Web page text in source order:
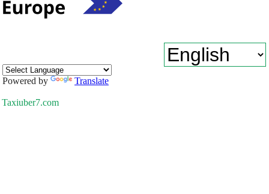
Powered by Translate
Taxiuber7.com